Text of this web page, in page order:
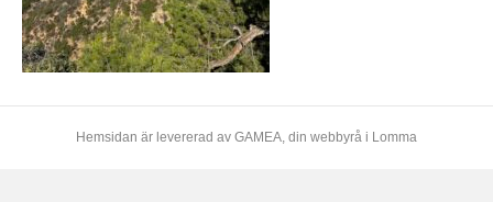
Hemsidan är levererad av GAMEA, din webbyrå i Lomma